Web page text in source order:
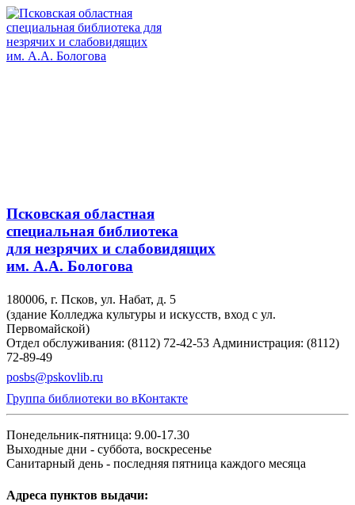
Псковская областная
специальная библиотека
для незрячих и слабовидящих
им. А.А. Бологова
180006, г. Псков, ул. Набат, д. 5
(здание Колледжа культуры и искусств, вход с ул.
Первомайской)
Отдел обслуживания: (8112) 72-42-53 Администрация: (8112)
72-89-49
posbs@pskovlib.ru
Группа библиотеки во вКонтакте
Понедельник-пятница: 9.00-17.30
Выходные дни - суббота, воскресенье
Санитарный день - последняя пятница каждого месяца
Адреса пунктов выдачи: